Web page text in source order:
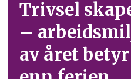
Trivsel
–
av året